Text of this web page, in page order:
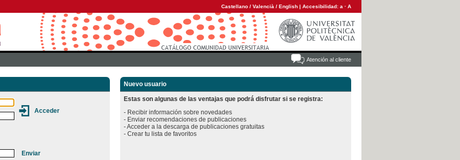
Castellano / Valencià / English | Accesibilidad: a · A
Atención al cliente
Nuevo usuario
Estas son algunas de las ventajas que podrá disfrutar si se registra:
- Recibir información sobre novedades
- Enviar recomendaciones de publicaciones
- Acceder a la descarga de publicaciones gratuitas